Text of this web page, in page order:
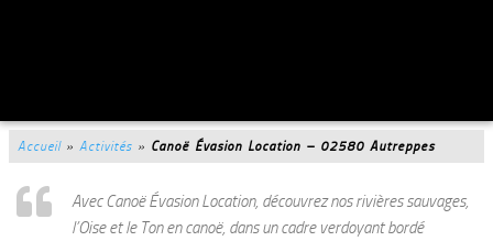
Accueil» Activités » Canoë Évasion Location – 02580 Autreppes
Avec Canoë Évasion Location, découvrez nos rivières sauvages,
l’Oise et le Ton en canoë, dans un cadre verdoyant bordé